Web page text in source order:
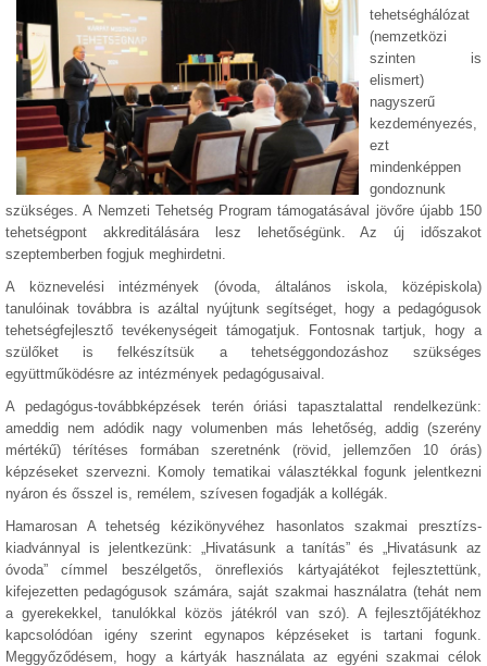
tehetséghálózat
(nemzetközi
szinten is
elismert)
nagyszerű
kezdeményezés,
ezt
mindenképpen
gondoznunk
szükséges. A Nemzeti Tehetség Program támogatásával jövőre újabb 150
tehetségpont akkreditálására lesz lehetőségünk. Az új időszakot
szeptemberben fogjuk meghirdetni.
A köznevelési intézmények (óvoda, általános iskola, középiskola)
tanulóinak továbbra is azáltal nyújtunk segítséget, hogy a pedagógusok
tehetségfejlesztő tevékenységeit támogatjuk. Fontosnak tartjuk, hogy a
szülőket is felkészítsük a tehetséggondozáshoz szükséges
együttműködésre az intézmények pedagógusaival.
A pedagógus-továbbképzések terén óriási tapasztalattal rendelkezünk:
ameddig nem adódik nagy volumenben más lehetőség, addig (szerény
mértékű) térítéses formában szeretnénk (rövid, jellemzően 10 órás)
képzéseket szervezni. Komoly tematikai választékkal fogunk jelentkezni
nyáron és ősszel is, remélem, szívesen fogadják a kollégák.
Hamarosan A tehetség kézikönyvéhez hasonlatos szakmai presztízs-
kiadvánnyal is jelentkezünk: „Hivatásunk a tanítás” és „Hivatásunk az
óvoda” címmel beszélgetős, önreflexiós kártyajátékot fejlesztettünk,
kifejezetten pedagógusok számára, saját szakmai használatra (tehát nem
a gyerekekkel, tanulókkal közös játékról van szó). A fejlesztőjátékhoz
kapcsolódóan igény szerint egynapos képzéseket is tartani fogunk.
Meggyőződésem, hogy a kártyák használata az egyéni szakmai célok